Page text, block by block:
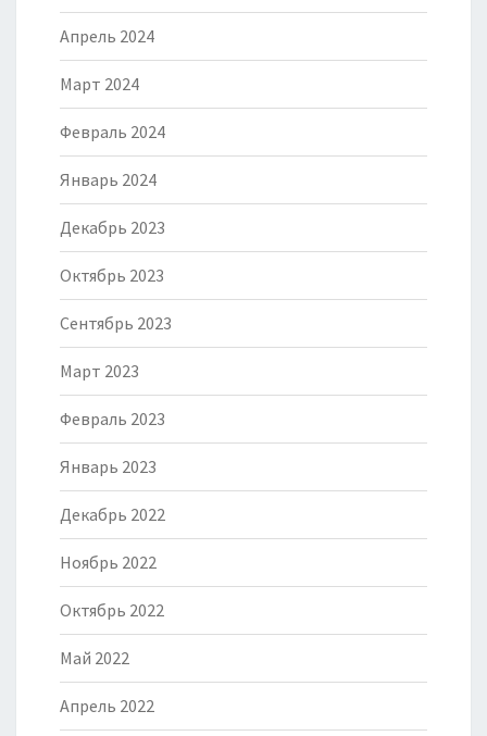
Апрель 2024
Март 2024
Февраль 2024
Январь 2024
Декабрь 2023
Октябрь 2023
Сентябрь 2023
Март 2023
Февраль 2023
Январь 2023
Декабрь 2022
Ноябрь 2022
Октябрь 2022
Май 2022
Апрель 2022